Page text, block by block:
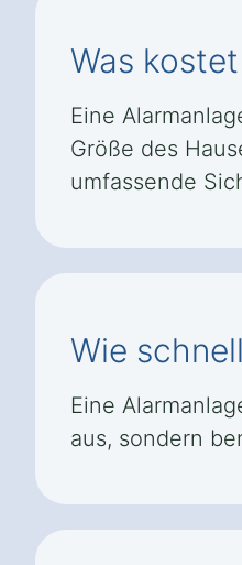
Was
Eine
Größe des
umfassende
Wie
Eine
aus, sondern